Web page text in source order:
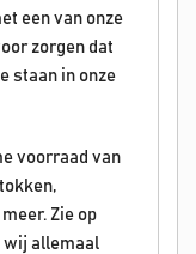
een van onze
zorgen dat
staan in onze
voorraad van
Zie op
wij allemaal